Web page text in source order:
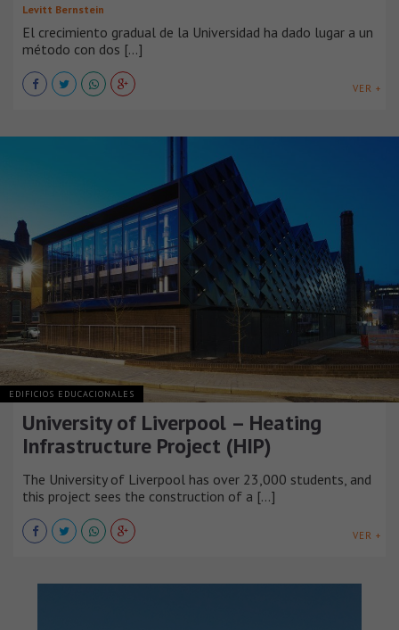
Levitt Bernstein
El crecimiento gradual de la Universidad ha dado lugar a un
método con dos [...]
VER +
EDIFICIOS EDUCACIONALES
University of Liverpool – Heating
Infrastructure Project (HIP)
The University of Liverpool has over 23,000 students, and
this project sees the construction of a [...]
VER +